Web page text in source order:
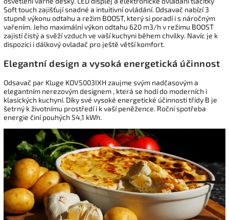
Soft touch zajišťují snadné a intuitivní ovládání. Odsavač nabízí 3
stupně výkonu odtahu a režim BOOST, který si poradí i s náročným
vařením. Jeho maximální výkon odtahu 620 m3/h v režimu BOOST
zajistí čistý a svěží vzduch ve vaší kuchyni během chvilky. Navíc je k
dispozici i dálkový ovladač pro ještě větší komfort.
Elegantní design a vysoká energetická účinnost
Odsavač par Kluge KOV5003IXH zaujme svým nadčasovým a
elegantním nerezovým designem , která se hodí do moderních i
klasických kuchyní. Díky své vysoké energetické účinnosti třídy B je
šetrný k životnímu prostředí i k vaší peněžence. Roční spotřeba
energie činí pouhých 54,1 kWh.